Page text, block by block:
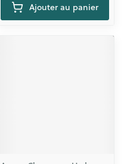
Ajouter au panier